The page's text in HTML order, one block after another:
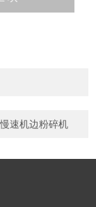
速机边粉碎机